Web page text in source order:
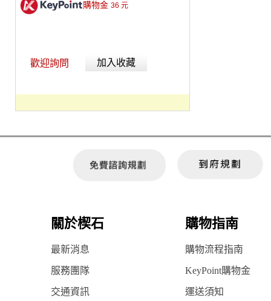
購物金 36 元
歡迎詢問 加入收藏
關於楔石 購物指南
最新消息 購物流程指南
服務團隊 KeyPoint購物金
交通資訊 運送須知